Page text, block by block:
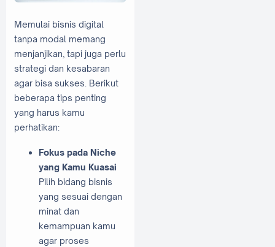
Memulai bisnis digital
tanpa modal memang
menjanjikan, tapi juga perlu
strategi dan kesabaran
agar bisa sukses. Berikut
beberapa tips penting
yang harus kamu
perhatikan:
Fokus pada Niche
yang Kamu Kuasai
Pilih bidang bisnis
yang sesuai dengan
minat dan
kemampuan kamu
agar proses